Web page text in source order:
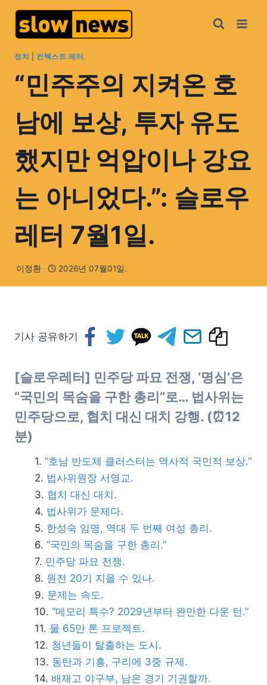
정치 컨텍스트 레터.
“민주주의 지켜온 호
남에 보상, 투자 유도
했지만 억압이나 강요
는 아니었다.”: 슬로우
레터 7월1일.
이정환 2026년 07월01일.
기사 공유하기
[슬로우레터] 민주당 파묘 전쟁, ‘명심’은
“국민의 목숨을 구한 총리”로… 법사위는
민주당으로, 협치 대신 대치 강행. (⏰12
분)
“호남 반도체 클러스터는 역사적 국민적 보상.”
법사위원장 서영교.
협치 대신 대치.
법사위가 문제다.
한성숙 임명, 역대 두 번째 여성 총리.
“국민의 목숨을 구한 총리.”
민주당 파묘 전쟁.
원전 20기 지을 수 있나.
문제는 속도.
“메모리 특수? 2029년부터 완만한 다운 턴.”
물 65만 톤 프로젝트.
청년들이 탈출하는 도시.
동탄과 기흥, 구리에 3중 규제.
배재고 야구부, 남은 경기 기권할까.